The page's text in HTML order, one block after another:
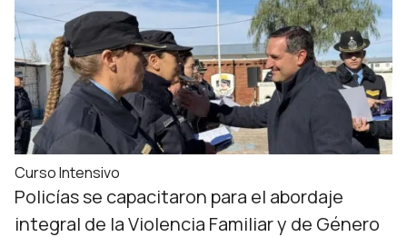
Curso Intensivo
Policías se capacitaron para el abordaje
integral de la Violencia Familiar y de Género